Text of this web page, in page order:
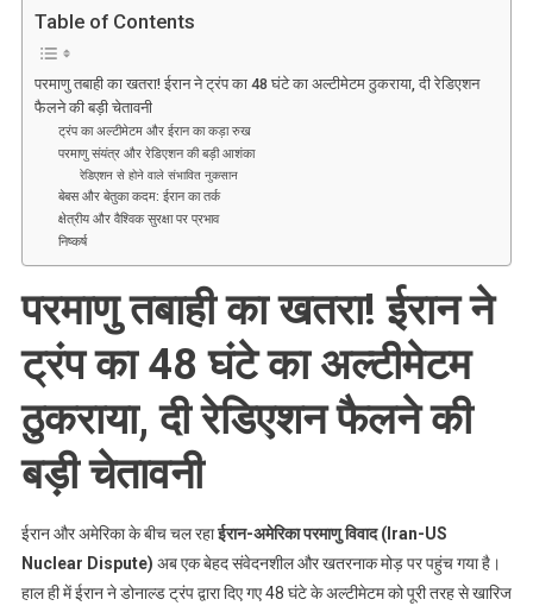
ठुकराया,
रेडिएशन
फैलने
की
Table of Contents
परमाणु तबाही का खतरा! ईरान ने ट्रंप का 48 घंटे का अल्टीमेटम ठुकराया, दी रेडिएशन
फैलने की बड़ी चेतावनी
ट्रंप का अल्टीमेटम और ईरान का कड़ा रुख
परमाणु संयंत्र और रेडिएशन की बड़ी आशंका
रेडिएशन से होने वाले संभावित नुकसान
बेबस और बेतुका कदम: ईरान का तर्क
क्षेत्रीय और वैश्विक सुरक्षा पर प्रभाव
निष्कर्ष
परमाणु तबाही का खतरा! ईरान ने
ट्रंप का 48 घंटे का अल्टीमेटम
ठुकराया, दी रेडिएशन फैलने की
बड़ी चेतावनी
ईरान और अमेरिका के बीच चल रहाईरान-अमेरिका परमाणु विवाद (Iran-US
Nuclear Dispute) अब एक बेहद संवेदनशील और खतरनाक मोड़ पर पहुंच गया है।
हाल ही में ईरान ने डोनाल्ड ट्रंप द्वारा दिए गए 48 घंटे के अल्टीमेटम को पूरी तरह से खारिज